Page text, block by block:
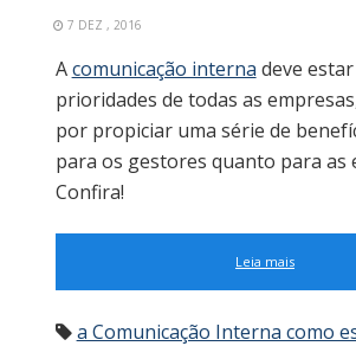
7 DEZ , 2016
Acomunicação interna deve
prioridades de todas as
por propiciar uma série de
para os gestores quanto para as
Confira!
Leia mais
a Comunicação Interna como